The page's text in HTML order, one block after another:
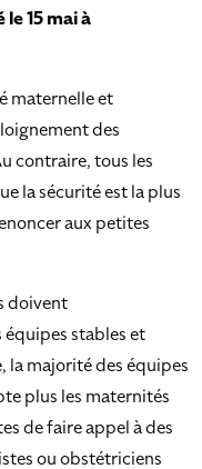
15 mai à
maternelle et
des
contraire, tous les
la sécurité est la plus
aux petites
doivent
stables et
la majorité des équipes
plus les maternités
de faire appel à des
ou obstétriciens